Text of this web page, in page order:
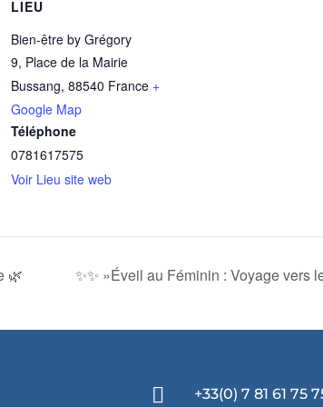
LIEU
Bien-être by Grégory
9, Place de la Mairie
Bussang, 88540 France +
Google Map
Téléphone
0781617575
Voir Lieu site web
🌿 ✨✨ »Éveil au Féminin : Voyage vers
 +33(0) 7 81 61 75